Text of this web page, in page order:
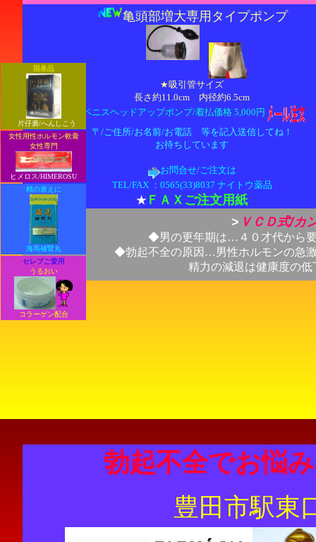
亀頭部増大専用タイプポンプ
★吸引管サイズ
長さ約11.0cm 内径約6.5cm
ペニスヘッドアップポンプ/着払価格 5,000円
〒/ご住所/お名前/お電話 等を記入送信してね！
お待ちしています
お問合せ/ご注文は
TEL/FAX ：0565(33)8037 ナイトウ薬品
★ＦＡＸご注文用紙
> ＶＣＤ式/カ
◆男の更年期は…４０才代から
◆勃起不全の原因…男性ホルモンの急
精力の減退は健康度の
勃起不全でお悩
豊田市駅東
国産品
片仔廣/へんしこう
女性用性ホルモン軟膏
女性専門
ヒメロス/HIMEROSU
精の衰えに
海馬補腎丸
セレブご愛用
うるおい
コラーゲン配合